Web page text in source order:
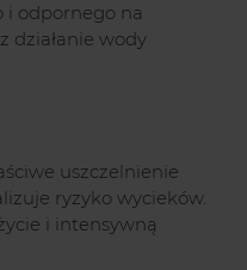
i odpornego na
działanie wody
uszczelnienie
ryzyko wycieków.
i intensywną